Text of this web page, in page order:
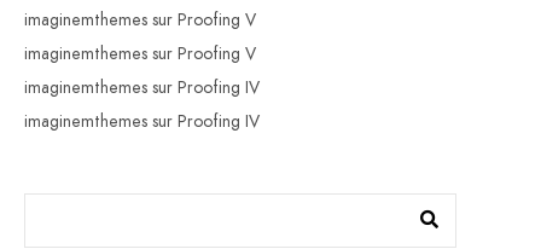
imaginemthemes sur Proofing V
imaginemthemes sur Proofing V
imaginemthemes sur Proofing IV
imaginemthemes sur Proofing IV